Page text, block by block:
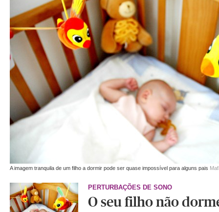
A imagem tranquila de um filho a dormir pode ser quase impossível para alguns pais
PERTURBAÇÕES DE SONO
O seu filho não